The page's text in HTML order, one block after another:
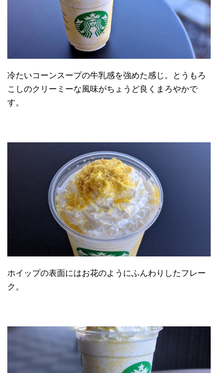
冷たいコーンスープの牛乳感を強めた感じ。とうもろ
こしのクリーミーな風味がちょうど良くまろやかで
す。
ホイップの表面にはお花のようにふんわりしたフレー
ク。